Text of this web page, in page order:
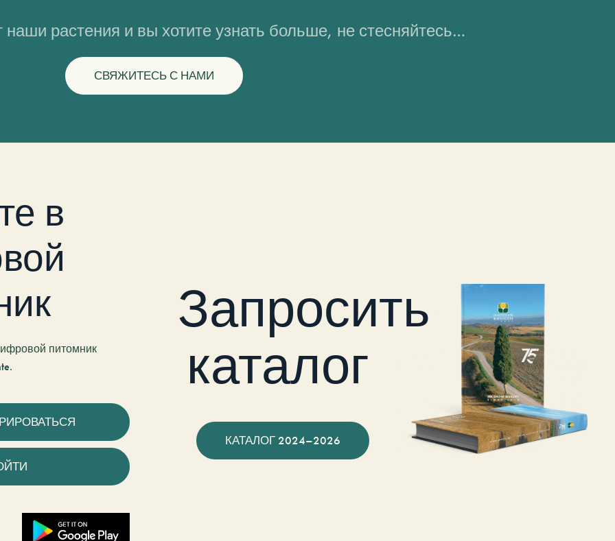
растения и вы хотите узнать больше, не стесняйтесь…
СВЯЖИТЕСЬ С НАМИ
в
питомник
Запросить
каталог
КАТАЛОГ 2024–2026